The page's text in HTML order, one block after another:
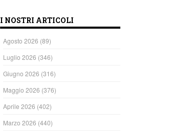
I NOSTRI ARTICOLI
Agosto 2026 (89)
Luglio 2026 (346)
Giugno 2026 (316)
Maggio 2026 (376)
Aprile 2026 (402)
Marzo 2026 (440)